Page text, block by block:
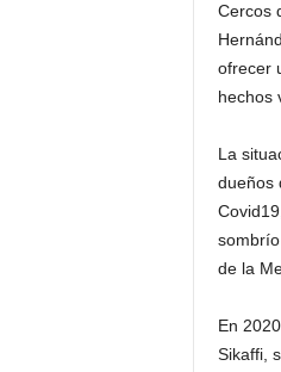
Cercos
ofrecer
hechos
La
dueños
de la
En
Sikaffi,